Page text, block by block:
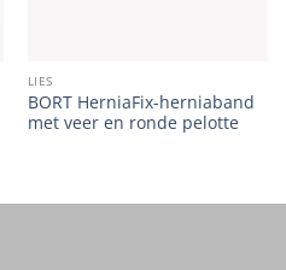
LIES
BORT HerniaFix-herniaband
met veer en ronde pelotte